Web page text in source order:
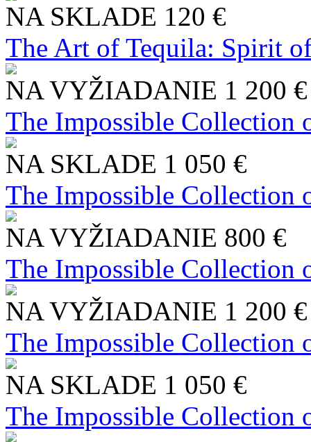
NA SKLADE 120 €
The Art of Tequila: Spirit
NA VYŽIADANIE 1 200 €
The Impossible Collection
NA SKLADE 1 050 €
The Impossible Collection
NA VYŽIADANIE 800 €
The Impossible Collection
NA VYŽIADANIE 1 200 €
The Impossible Collection
NA SKLADE 1 050 €
The Impossible Collection